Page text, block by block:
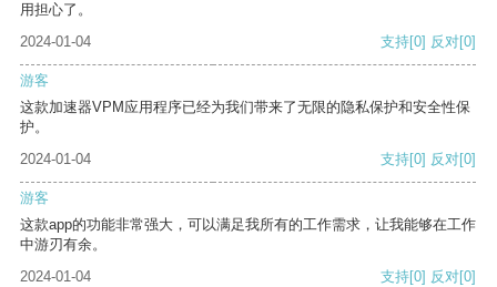
用担心了。
2024-01-04
支持[0] 反对[0]
游客
这款加速器VPM应用程序已经为我们带来了无限的隐私保护和安全性保
护。
2024-01-04
支持[0] 反对[0]
游客
这款app的功能非常强大，可以满足我所有的工作需求，让我能够在工作
中游刃有余。
2024-01-04
支持[0] 反对[0]